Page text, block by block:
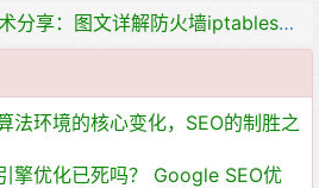
下一篇：技术分享：图文详解防火墙iptables与NAT服务
法环境的核心变化，SEO的制胜之
擎优化已死吗？ Google SEO优